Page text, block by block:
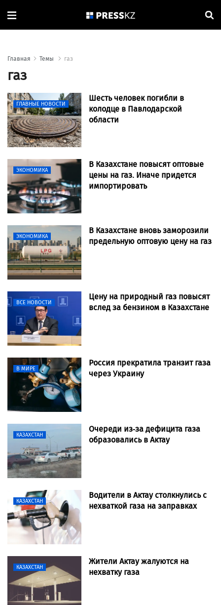
Главная Темы газ
газ
ГЛАВНЫЕ НОВОСТИ
Шесть человек погибли в
колодце в Павлодарской
области
ЭКОНОМИКА
В Казахстане повысят оптовые
цены на газ. Иначе придется
импортировать
ЭКОНОМИКА
В Казахстане вновь заморозили
предельную оптовую цену на газ
ВСЕ НОВОСТИ
Цену на природный газ повысят
вслед за бензином в Казахстане
В МИРЕ
Россия прекратила транзит газа
через Украину
КАЗАХСТАН
Очереди из-за дефицита газа
образовались в Актау
КАЗАХСТАН
Водители в Актау столкнулись с
нехваткой газа на заправках
КАЗАХСТАН
Жители Актау жалуются на
нехватку газа